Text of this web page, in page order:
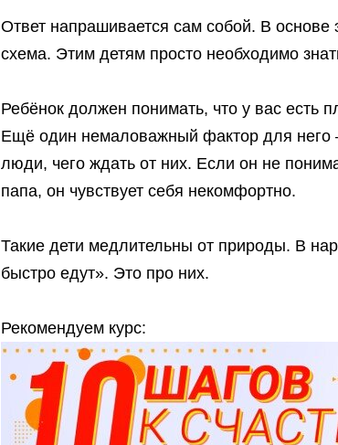
Ответ напрашивается сам собой. В основе
схема. Этим детям просто необходимо
Ребёнок должен понимать, что у вас есть
Ещё один немаловажный фактор для него
люди, чего ждать от них. Если он не
папа, он чувствует себя некомфортно.
Такие дети медлительны от природы. В
быстро едут». Это про них.
Рекомендуем курс: